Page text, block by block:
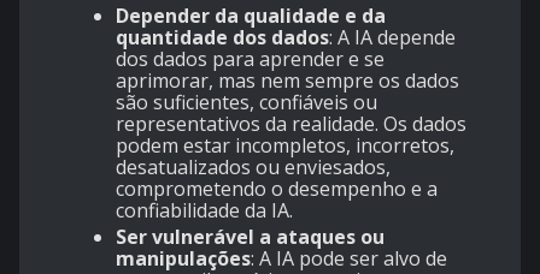
Depender da qualidade e da
quantidade dos dados: A IA depende
dos dados para aprender e se
aprimorar, mas nem sempre os dados
são suficientes, confiáveis ou
representativos da realidade. Os dados
podem estar incompletos, incorretos,
desatualizados ou enviesados,
comprometendo o desempenho e a
confiabilidade da IA.
Ser vulnerável a ataques ou
manipulações: A IA pode ser alvo de